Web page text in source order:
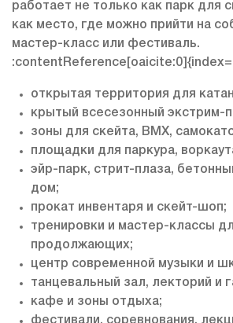
работает не только как парк для
как место, где можно прийти на
мастер-класс или фестиваль.
открытая территория для
крытый всесезонный экстрим-
зоны для скейта, BMX,
площадки для паркура,
эйр-парк, стрит-плаза,
дом;
прокат инвентаря и скейт-шоп;
тренировки и мастер-классы
продолжающих;
центр современной музыки и
танцевальный зал, лекторий и
кафе и зоны отдыха;